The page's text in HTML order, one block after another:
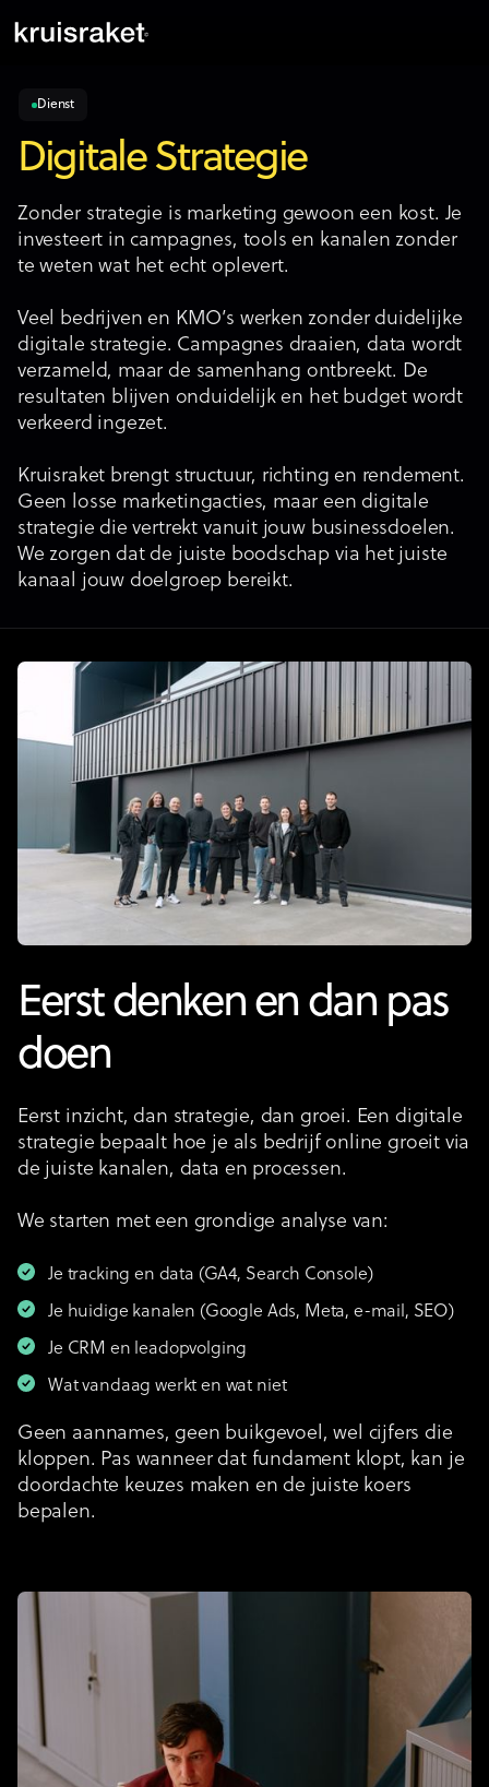
Dienst
Digitale Strategie
Zonder strategie is marketing gewoon een kost. Je
investeert in campagnes, tools en kanalen zonder
te weten wat het echt oplevert.
Veel bedrijven en KMO’s werken zonder duidelijke
digitale strategie. Campagnes draaien, data wordt
verzameld, maar de samenhang ontbreekt. De
resultaten blijven onduidelijk en het budget wordt
verkeerd ingezet.
Kruisraket brengt structuur, richting en rendement.
Geen losse marketingacties, maar een digitale
strategie die vertrekt vanuit jouw businessdoelen.
We zorgen dat de juiste boodschap via het juiste
kanaal jouw doelgroep bereikt.
Eerst denken en dan pas
doen
Eerst inzicht, dan strategie, dan groei. Een digitale
strategie bepaalt hoe je als bedrijf online groeit via
de juiste kanalen, data en processen.
We starten met een grondige analyse van:
Je tracking en data (GA4, Search Console)
Je huidige kanalen (Google Ads, Meta, e-mail, SEO)
Je CRM en leadopvolging
Wat vandaag werkt en wat niet
Geen aannames, geen buikgevoel, wel cijfers die
kloppen. Pas wanneer dat fundament klopt, kan je
doordachte keuzes maken en de juiste koers
bepalen.